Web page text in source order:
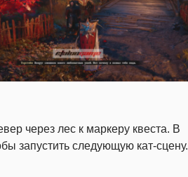
через лес к маркеру квеста. В
запустить следующую кат-сцену.